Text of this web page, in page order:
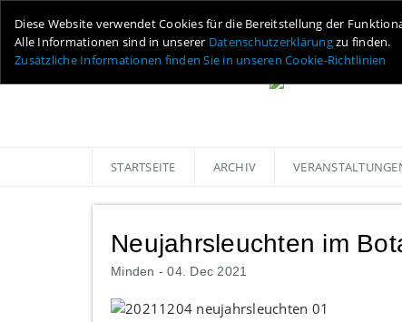
Diese Website verwendet Cookies für die Bereitstellung der
Alle Informationen sind in unserer Datenschutzerklärungzu finden.
Zusätzliche Informationen finden Sie in unseren Cookie-Richtlinien
STARTSEITE ARCHIV
Neujahrsleuchten im
Minden -04. Dec 2021